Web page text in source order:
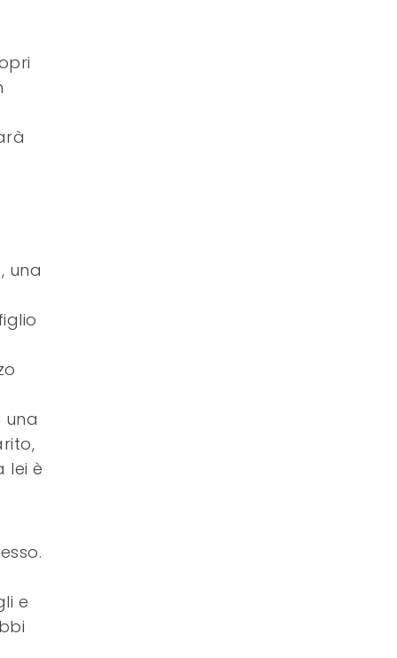
una
una
lei è
e